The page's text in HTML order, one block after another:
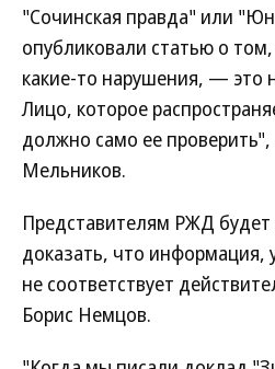
"Сочинская правда" или
опубликовали статью о
какие-то нарушения, —
Лицо, которое
должно само ее
Мельников.
Представителям РЖД
доказать, что информация,
не соответствует
Борис Немцов.